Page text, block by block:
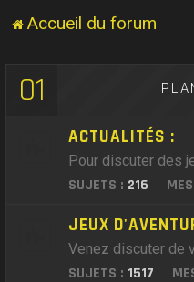
Accueil du forum
01
ACTUALITÉS :
Pour discuter des
SUJETS : 216
JEUX
Venez discuter de
SUJETS : 1517